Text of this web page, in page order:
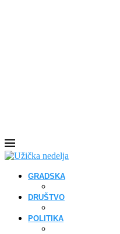
GRADSKA
DRUŠTVO
POLITIKA